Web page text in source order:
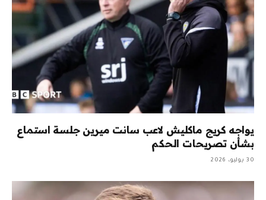
يواجه كريج ماكليش لاعب سانت ميرين جلسة استماع
بشأن تصريحات الحكم
30 يوليو، 2026